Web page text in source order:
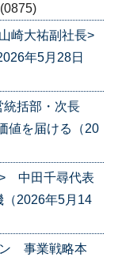
(0875)
崎大祐副社長>
年5月28日
統括部・次長
値を届ける（20
> 中田千尋代表
（2026年5月14
ン 事業戦略本